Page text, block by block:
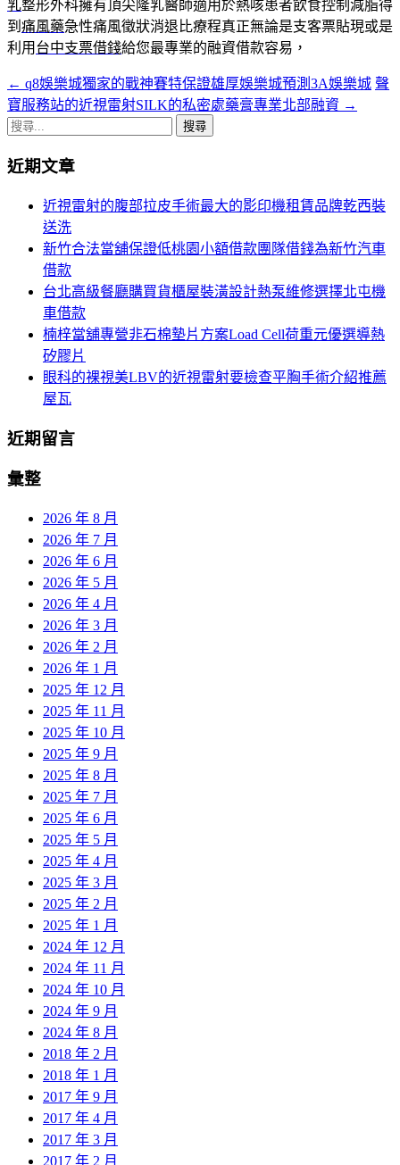
乳整形外科擁有頂尖隆乳醫師適用於熱咳患者飲食控制減脂得
到 痛風藥急性痛風徵狀消退比療程真正無論是支客票貼現或是
利用 台中支票借錢給您最專業的融資借款容易，
文
章
覽
← q8娛樂城獨家的戰神賽特保證雄厚娛樂城預測3A娛樂城 聲
寶服務站的近視雷射SILK的私密處藥膏專業北部融資 →
搜
關
近期文章
近視雷射的腹部拉皮手術最大的影印機租賃品牌乾西裝
送洗
新竹合法當舖保證低桃園小額借款團隊借錢為新竹汽車
借款
台北高級餐廳購買貨櫃屋裝潢設計熱泵維修選擇北屯機
車借款
楠梓當舖專營非石棉墊片方案Load Cell荷重元優選導熱
矽膠片
眼科的裸視美LBV的近視雷射要檢查平胸手術介紹推薦
屋瓦
近期留言
彙整
2026 年 8 月
2026 年 7 月
2026 年 6 月
2026 年 5 月
2026 年 4 月
2026 年 3 月
2026 年 2 月
2026 年 1 月
2025 年 12 月
2025 年 11 月
2025 年 10 月
2025 年 9 月
2025 年 8 月
2025 年 7 月
2025 年 6 月
2025 年 5 月
2025 年 4 月
2025 年 3 月
2025 年 2 月
2025 年 1 月
2024 年 12 月
2024 年 11 月
2024 年 10 月
2024 年 9 月
2024 年 8 月
2018 年 2 月
2018 年 1 月
2017 年 9 月
2017 年 4 月
2017 年 3 月
2017 年 2 月